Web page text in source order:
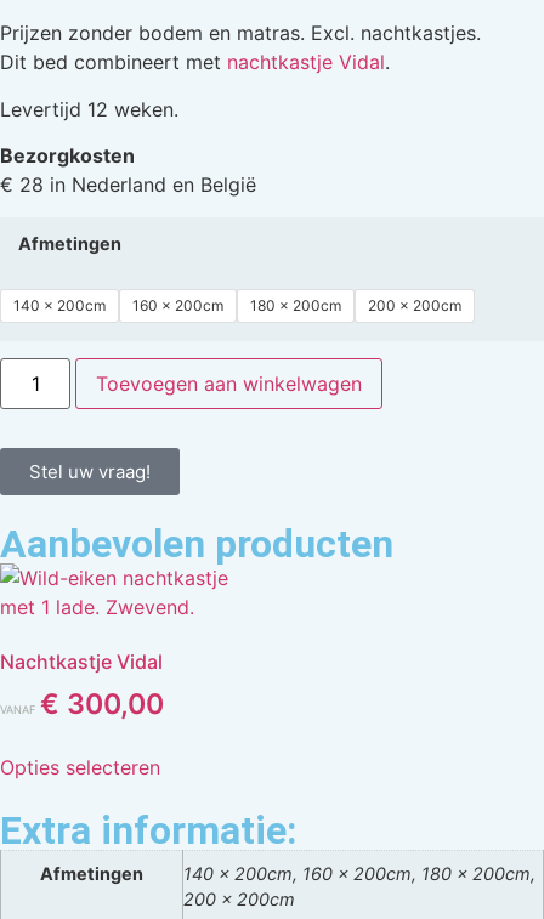
Prijzen zonder bodem en matras. Excl. nachtkastjes.
Dit bed combineert met nachtkastje Vidal.
Levertijd 12 weken.
Bezorgkosten
€ 28 in Nederland en België
Afmetingen
140 x 200cm 160 x 200cm 180 x 200cm 200 x 200cm
Toevoegen aan winkelwagen
Stel uw vraag!
Aanbevolen producten
Nachtkastje Vidal
VANAF € 300,00
Opties selecteren
Extra informatie:
Afmetingen
140 x 200cm, 160 x 200cm, 180 x 200cm,
200 x 200cm